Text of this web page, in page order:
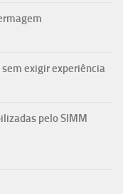
exigir experiência
pelo SIMM